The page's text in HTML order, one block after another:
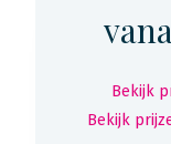
Bekijk
Bekijk